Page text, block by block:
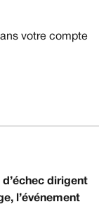
votre compte
dirigent
l’événement